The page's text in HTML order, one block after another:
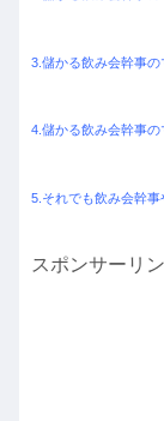
3.儲かる飲み会幹事
4.儲かる飲み会幹事
5.それでも飲み会幹事
スポンサーリ